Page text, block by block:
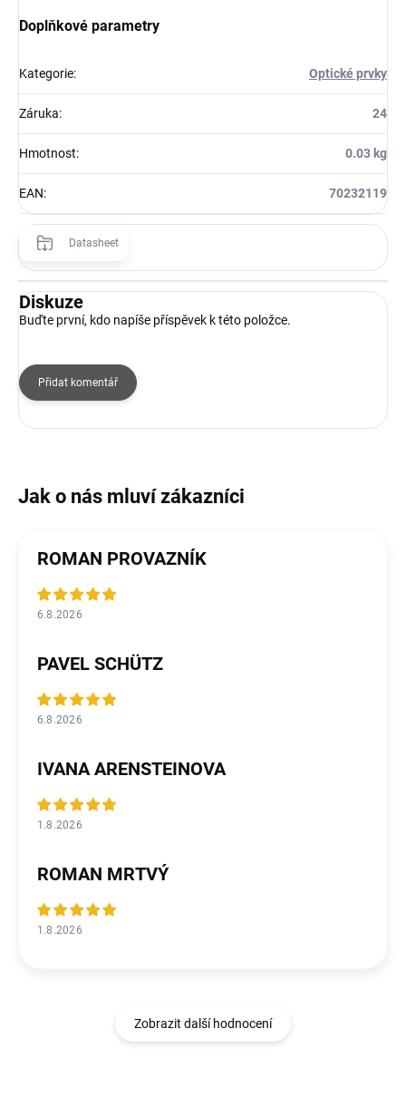
Doplňkové parametry
Kategorie: Optické prvky
Záruka: 24
Hmotnost: 0.03 kg
EAN: 70232119
Datasheet
Diskuze
Buďte první, kdo napíše příspěvek k této položce.
Přidat komentář
ROMAN PROVAZNÍK
6.8.2026
PAVEL SCHÜTZ
6.8.2026
IVANA ARENSTEINOVA
1.8.2026
ROMAN MRTVÝ
1.8.2026
Zobrazit další hodnocení